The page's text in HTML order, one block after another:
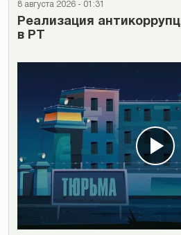
8 августа 2026 - 01:31
Реализация
в РТ